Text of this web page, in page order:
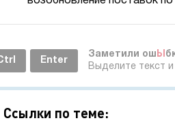
Enter
Заметили ош Ы
Выделите текст
Ссылки по теме: